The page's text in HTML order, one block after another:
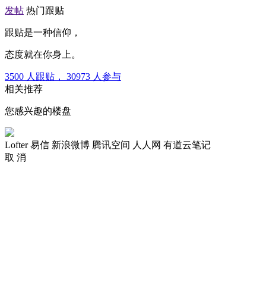
发帖 热门跟贴
跟贴是一种信仰，
态度就在你身上。
3500 人跟贴， 30973 人参与
相关推荐
您感兴趣的楼盘
Lofter 易信 新浪微博 腾讯空间 人人网 有道云笔记
取 消